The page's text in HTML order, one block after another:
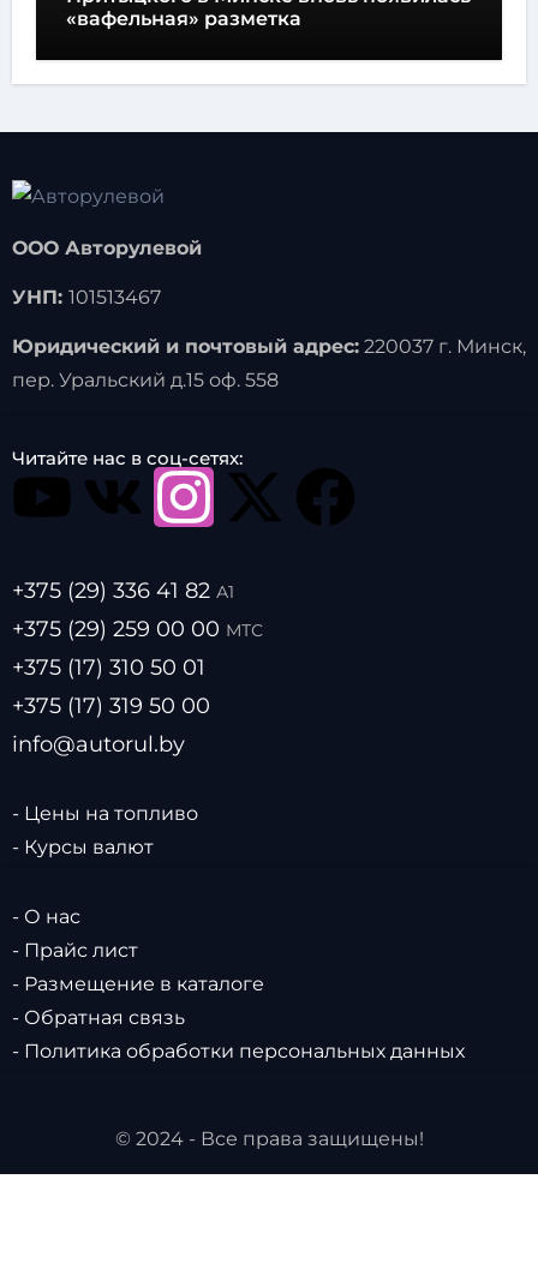
«вафельная» разметка
ООО Авторулевой
УНП: 101513467
Юридический и почтовый адрес:220037 г. Минск,
пер. Уральский д.15 оф. 558
Читайте нас в соц-сетях:
+375 (29) 336 41 82 А1
+375 (29) 259 00 00 МТС
+375 (17) 310 50 01
+375 (17) 319 50 00
info@autorul.by
- Цены на топливо
- Курсы валют
- О нас
- Прайс лист
- Размещение в каталоге
- Обратная связь
- Политика обработки персональных данных
© 2024 - Все права защищены!